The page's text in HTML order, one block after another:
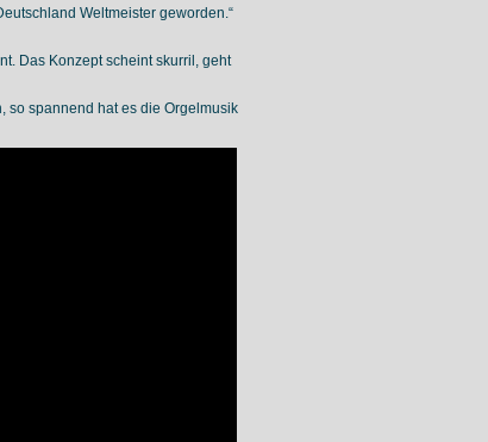
Weltmeister geworden.“
Das Konzept scheint skurril, geht
so spannend hat es die Orgelmusik